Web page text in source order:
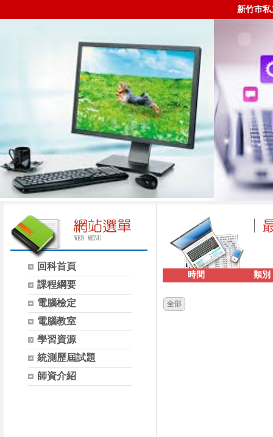
新竹市
回科首頁
課程綱要
電腦檢定
電腦教室
學習資源
統測歷屆試題
師資介紹
時間 類別
全部